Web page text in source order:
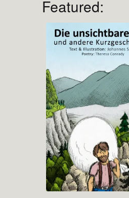
Featured: